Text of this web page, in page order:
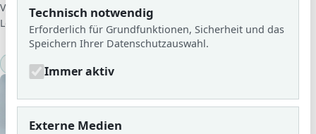
D
e
a
i
Veröffentlicht von: KaiErstellt am: 14. Mai 2016
Letzte Aktualisierung: 14. Mai 2016
Zugriffe: 1873
Fahrten
Technisch notwendig
Erforderlich für Grundfunktionen, Sicherheit und das
Speichern Ihrer Datenschutzauswahl.
Immer aktiv
Externe Medien